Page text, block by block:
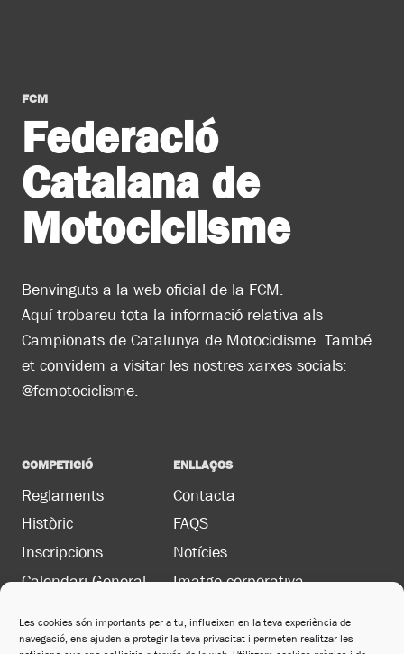
Les cookies són importants per a tu, influeixen en la teva experiència de
navegació, ens ajuden a protegir la teva privacitat i permeten realitzar les
FCM
Federació
Catalana de
Motociclisme
Benvinguts a la web oficial de la FCM.
Aquí trobareu tota la informació relativa als
Campionats de Catalunya de Motociclisme. També
et convidem a visitar les nostres xarxes socials:
@fcmotociclisme.
COMPETICIÓ
Reglaments
Històric
Inscripcions
Calendari General
ENLLAÇOS
Contacta
FAQS
Notícies
Imatge corporativa
LEGAL